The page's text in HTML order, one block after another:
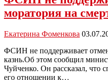
смертную
казнь
предателей
России
моратория на
Екатерина Фоменкова
ФСИН не поддерживает
казнь.Об этом сообщил
Чуйченко. Он рассказал, что
его отношении к…